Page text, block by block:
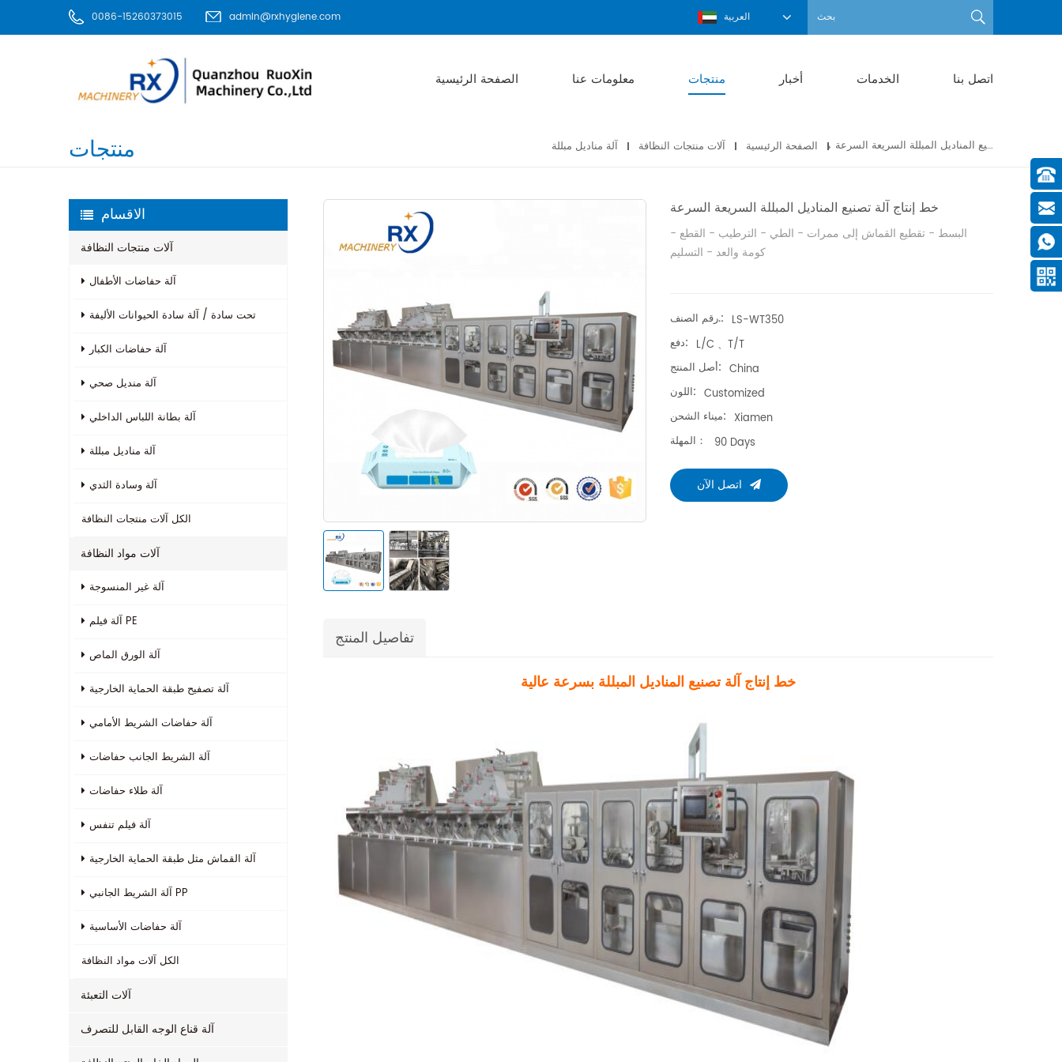
0086-15260373015 admin@rxhygiene.com العربية
الصفحة الرئيسية معلومات عنا منتجات أخبار الخدمات اتصل بنا
منتجات الصفحة الرئيسية آلات منتجات النظافة خط إنتاج آلة تصنيع المناديل المبللة السريعة السرعة
الاقسام
آلات منتجات النظافة
آلة حفاضات الأطفال
تحت سادة / آلة سادة الحيوانات الأليفة
آلة حفاضات الكبار
آلة منديل صحي
آلة بطانة اللباس الداخلي
آلة مناديل مبللة
آلة وسادة الثدي
الكل آلات منتجات النظافة
آلات مواد النظافة
آلة غير المنسوجة
آلة فيلم PE
آلة الورق الماص
آلة تصفيح طبقة الحماية الخارجية
آلة حفاضات الشريط الأمامي
آلة الشريط الجانب حفاضات
آلة طلاء حفاضات
آلة فيلم تنفس
آلة القماش مثل طبقة الحماية الخارجية
آلة الشريط الجانبي PP
آلة حفاضات الأساسية
الكل آلات مواد النظافة
آلات التعبئة
آلة قناع الوجه القابل للتصرف
خط إنتاج آلة تصنيع المناديل المبللة السريعة السرعة
البسط - تقطيع القماش إلى ممرات - الطي - الترطيب - القطع -
كومة والعد - التسليم
رقم الصنف.: LS-WT350
دفع: L/C 、T/T
أصل المنتج: China
اللون: Customized
ميناء الشحن: Xiamen
المهلة：
90 Days
اتصل الآن
تفاصيل المنتج
خط إنتاج آلة تصنيع المناديل المبللة بسرعة عالية